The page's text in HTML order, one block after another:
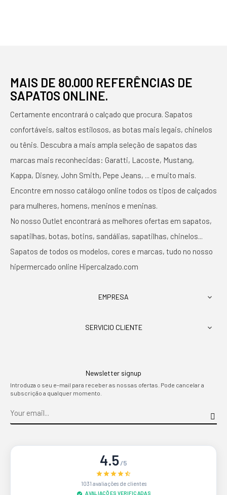
MAIS DE 80.000 REFERÊNCIAS DE
SAPATOS ONLINE.
Certamente encontrará o calçado que procura. Sapatos
confortáveis, saltos estilosos, as botas mais legais, chinelos
ou tênis. Descubra a mais ampla seleção de sapatos das
marcas mais reconhecidas: Garatti, Lacoste, Mustang,
Kappa, Disney, John Smith, Pepe Jeans, ... e muito mais.
Encontre em nosso catálogo online todos os tipos de calçados
para mulheres, homens, meninos e meninas.
No nosso Outlet encontrará as melhores ofertas em sapatos,
sapatilhas, botas, botins, sandálias, sapatilhas, chinelos...
Sapatos de todos os modelos, cores e marcas, tudo no nosso
hipermercado online Hipercalzado.com
EMPRESA 
SERVICIO CLIENTE 
Newsletter signup
Introduza o seu e-mail para receber as nossas ofertas. Pode cancelar a
subscrição a qualquer momento.
4.5/5
1031 avaliações de clientes
AVALIAÇÕES VERIFICADAS